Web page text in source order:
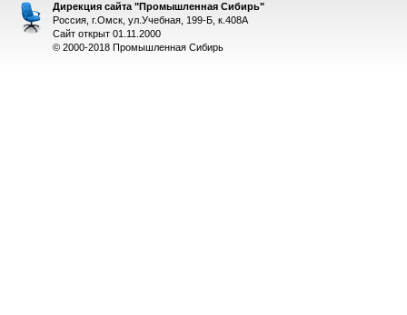
Дирекция сайта "Промышленная Сибирь"
Россия, г.Омск, ул.Учебная, 199-Б, к.408А
Сайт открыт 01.11.2000
© 2000-2018 Промышленная Сибирь